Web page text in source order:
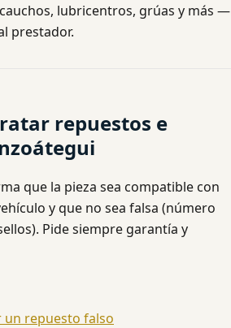
lubricentros, grúas y más —
prestador.
repuestos e
que la pieza sea compatible con
y que no sea falsa (número
Pide siempre garantía y
repuesto falso